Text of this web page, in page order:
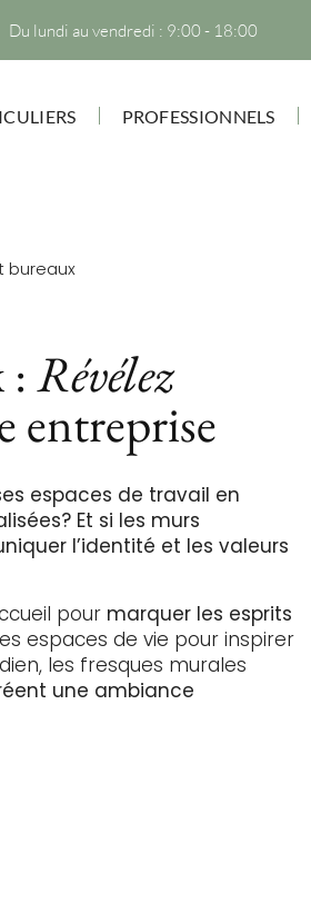
Du lundi au vendredi : 9:00 - 18:00
PROFESSIONNELS
bureaux
:Révélez
entreprise
espaces de travail en
Et si les murs
l’identité et les valeurs
pour marquer les esprits
espaces de vie pour inspirer
les fresques murales
une ambiance